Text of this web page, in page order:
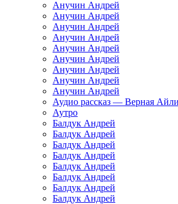
Анучин Андрей
Анучин Андрей
Анучин Андрей
Анучин Андрей
Анучин Андрей
Анучин Андрей
Анучин Андрей
Анучин Андрей
Анучин Андрей
Аудио рассказ — Верная
Аутро
Балдук Андрей
Балдук Андрей
Балдук Андрей
Балдук Андрей
Балдук Андрей
Балдук Андрей
Балдук Андрей
Балдук Андрей